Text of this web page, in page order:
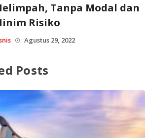
Tanpa Modal dan
Risiko
☉ Agustus 29, 2022
Posts